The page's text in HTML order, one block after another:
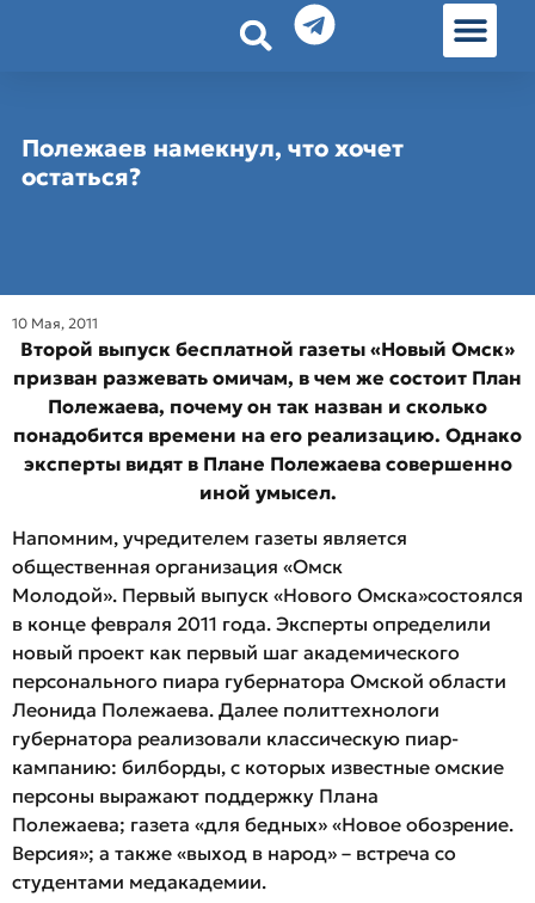
Полежаев намекнул, что хочет
остаться?
10 Мая, 2011
Второй выпуск бесплатной газеты «Новый Омск»
призван разжевать омичам, в чем же состоит План
Полежаева, почему он так назван и сколько
понадобится времени на его реализацию. Однако
эксперты видят в Плане Полежаева совершенно
иной умысел.
Напомним, учредителем газеты является
общественная организация «Омск
Молодой». Первый выпуск «Нового Омска»состоялся
в конце февраля 2011 года. Эксперты определили
новый проект как первый шаг академического
персонального пиара губернатора Омской области
Леонида Полежаева. Далее политтехнологи
губернатора реализовали классическую пиар-
кампанию: билборды, с которых известные омские
персоны выражают поддержку Плана
Полежаева; газета «для бедных» «Новое обозрение.
Версия»; а также «выход в народ» – встреча со
студентами медакадемии.